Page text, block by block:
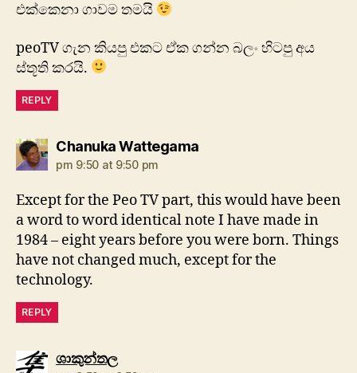
එක්කෙනා ගාවම තමයි
peoTV ගැන කියපු එකට ඒක ගන්න බලං හිටපු අය
ස්තූති කරයි.
REPLY
Chanuka Wattegamasays:
pm 9:50 at 9:50 pm
Except for the Peo TV part, this would have been
a word to word identical note I have made in
1984 – eight years before you were born. Things
have not changed much, except for the
technology.
REPLY
ශාකුන්තලsays: